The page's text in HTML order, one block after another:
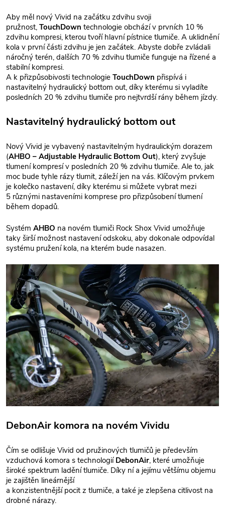
Aby měl nový Vivid na začátku zdvihu svoji
pružnost, TouchDown technologie obchází v prvních 10 %
zdvihu kompresi, kterou tvoří hlavní pístnice tlumiče. A uklidnění
kola v první části zdvihu je jen začátek. Abyste dobře zvládali
náročný terén, dalších 70 % zdvihu tlumiče funguje na řízené a
stabilní kompresi.
A k přizpůsobivosti technologie TouchDown přispívá i
nastavitelný hydraulický bottom out, díky kterému si vyladíte
posledních 20 % zdvihu tlumiče pro nejtvrdší rány během jízdy.
Nastavitelný hydraulický bottom out
Nový Vivid je vybavený nastavitelným hydraulickým dorazem
(AHBO – Adjustable Hydraulic Bottom Out), který zvyšuje
tlumení kompresí v posledních 20 % zdvihu tlumiče. Ale to, jak
moc bude tyhle rázy tlumit, záleží jen na vás. Klíčovým prvkem
je kolečko nastavení, díky kterému si můžete vybrat mezi
5 různými nastaveními komprese pro přizpůsobení tlumení
během dopadů.
Systém AHBO na novém tlumiči Rock Shox Vivid umožňuje
taky širší možnost nastavení odskoku, aby dokonale odpovídal
systému pružení kola, na kterém bude nasazen.
DebonAir komora na novém Vividu
Čím se odlišuje Vivid od pružinových tlumičů je především
vzduchová komora s technologií DebonAir, které umožňuje
široké spektrum ladění tlumiče. Díky ní a jejímu většímu objemu
je zajištěn lineárnější
a konzistentnější pocit z tlumiče, a také je zlepšena citlivost na
drobné nárazy.